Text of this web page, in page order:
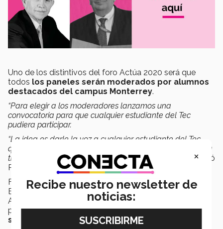
Uno de los distintivos del foro Actúa 2020 será que
todos los paneles serán moderados por alumnos
destacados del campus Monterrey.
“Para elegir a los moderadores lanzamos una
convocatoria para que cualquier estudiante del Tec
pudiera participar.
“La idea es darle la voz a cualquier estudiante del Tec
que tuviera la ambición y pasión de participar lo lograra a
través de un proceso transparente y democrático”
, explicó
Pozas.
Finalmente,Abraham Zavala, presidente del Comité
Ejecutivo de la FETEC comentó que esperan hacer de
Actúa un evento fundamental para el desarrollo
profesional de los estudiantes porpromover el
sentido ciudadano.
×
Recibe nuestro newsletter de
noticias: